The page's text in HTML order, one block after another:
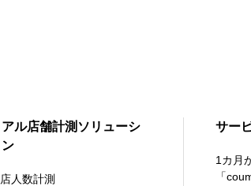
アル店舗計測ソリューシ
ン
人数計測
サー
1カ月
「